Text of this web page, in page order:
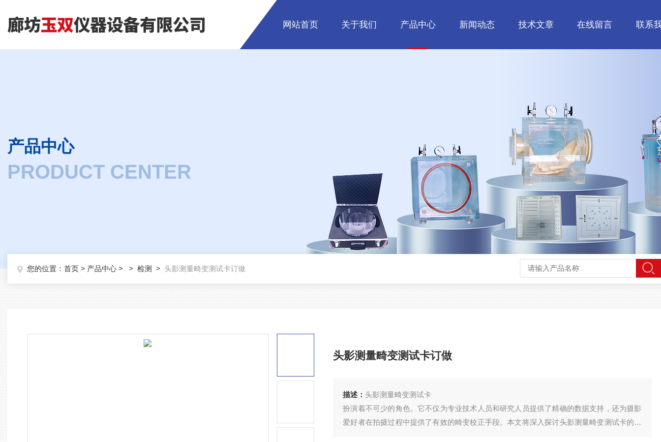
网站首页 关于我们 产品中心 新闻动态 技术文章 在线留言 联系
产品中心
PRODUCT CENTER
您的位置： 首页 > 产品中心 > > 检测 > 头影测量畸变测试卡订做
头影测量畸变测试卡订做
描述：头影测量畸变测试卡
扮演着不可少的角色。它不仅为专业技术人员和研究人员提供了精确的数据支持，还为摄影
爱好者在拍摄过程中提供了有效的畸变校正手段。本文将深入探讨头影测量畸变测试卡的原